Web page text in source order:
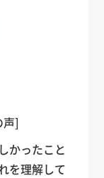
声]
かったこと
を理解して